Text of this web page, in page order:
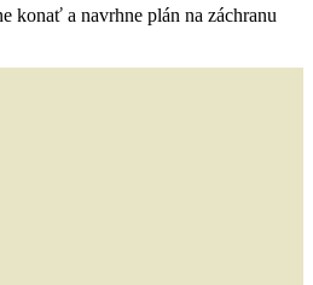
konať a navrhne plán na záchranu